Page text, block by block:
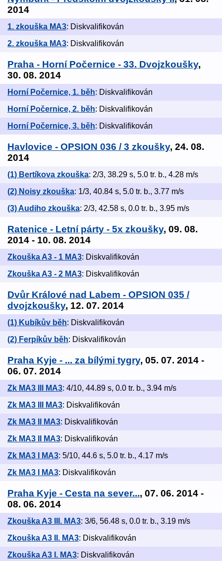
2014
1. zkouška MA3: Diskvalifikován
2. zkouška MA3: Diskvalifikován
Praha - Horní Počernice - 33. Dvojzkoušky,
30. 08. 2014
Horní Počernice, 1. běh: Diskvalifikován
Horní Počernice, 2. běh: Diskvalifikován
Horní Počernice, 3. běh: Diskvalifikován
Havlovice - OPSION 036 / 3 zkoušky, 24. 08.
2014
(1) Bertíkova zkouška: 2/3, 38.29 s, 5.0 tr. b., 4.28 m/s
(2) Noisy zkouška: 1/3, 40.84 s, 5.0 tr. b., 3.77 m/s
(3) Audiho zkouška: 2/3, 42.58 s, 0.0 tr. b., 3.95 m/s
Ratenice - Letní párty - 5x zkoušky, 09. 08.
2014 - 10. 08. 2014
Zkouška A3 - 1 MA3: Diskvalifikován
Zkouška A3 - 2 MA3: Diskvalifikován
Dvůr Králové nad Labem - OPSION 035 /
dvojzkoušky, 12. 07. 2014
(1) Kubíkův běh: Diskvalifikován
(2) Ferpíkův běh: Diskvalifikován
Praha Kyje - ... za bílými tygry, 05. 07. 2014 -
06. 07. 2014
Zk MA3 III MA3: 4/10, 44.89 s, 0.0 tr. b., 3.94 m/s
Zk MA3 III MA3: Diskvalifikován
Zk MA3 II MA3: Diskvalifikován
Zk MA3 II MA3: Diskvalifikován
Zk MA3 I MA3: 5/10, 44.6 s, 5.0 tr. b., 4.17 m/s
Zk MA3 I MA3: Diskvalifikován
Praha Kyje - Cesta na sever..., 07. 06. 2014 -
08. 06. 2014
Zkouška A3 III. MA3: 3/6, 56.48 s, 0.0 tr. b., 3.19 m/s
Zkouška A3 II. MA3: Diskvalifikován
Zkouška A3 I. MA3: Diskvalifikován